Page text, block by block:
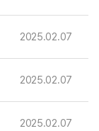
2025.02.07
2025.02.07
2025.02.07